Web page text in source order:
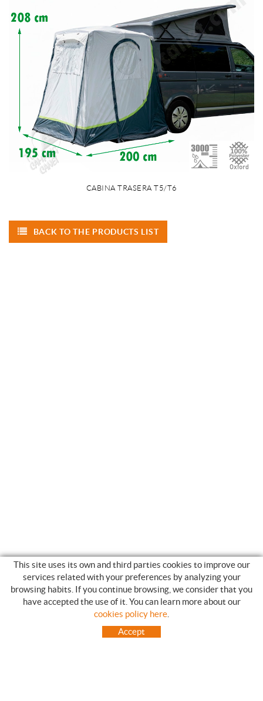
CABINA TRASERA T5/T6
BACK TO THE PRODUCTS LIST
SHOPPING GUIDE
HOW TO USE OUR ON-LINE STORE
FREQUENT QUESTIONS
This site uses its own and third parties cookies to improve our
services related with your preferences by analyzing your
browsing habits. If you continue browsing, we consider that you
have accepted the use of it. You can learn more about our
cookies policy here
Accept